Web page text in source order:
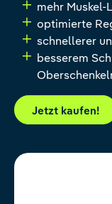
mehr Muskel-
optimierte
schnellerer
besserem
Jetzt kaufen!